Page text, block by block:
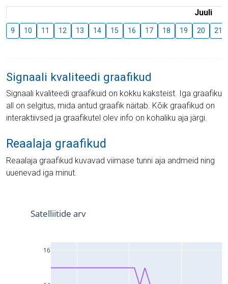
Juuli
9 10 11 12 13 14 15 16 17 18 19 20 21
Signaali kvaliteedi graafikud
Signaali kvaliteedi graafikuid on kokku kaksteist. Iga graafiku
all on selgitus, mida antud graafik näitab. Kõik graafikud on
interaktiivsed ja graafikutel olev info on kohaliku aja järgi.
Reaalaja graafikud
Reaalaja graafikud kuvavad viimase tunni aja andmeid ning
uuenevad iga minut.